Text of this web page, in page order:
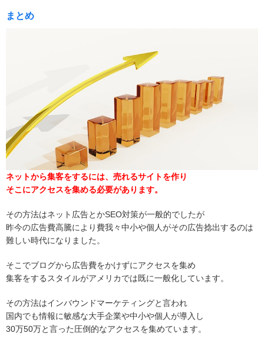
まとめ
ネットから集客をするには、売れるサイトを作り
そこにアクセスを集める必要があります。
その方法はネット広告とかSEO対策が一般的でしたが
昨今の広告費高騰により費我々中小や個人がその広告捻出するのは
難しい時代になりました。
そこでブログから広告費をかけずにアクセスを集め
集客をするスタイルがアメリカでは既に一般化しています。
その方法はインバウンドマーケティングと言われ
国内でも情報に敏感な大手企業や中小や個人が導入し
30万50万と言った圧倒的なアクセスを集めています。